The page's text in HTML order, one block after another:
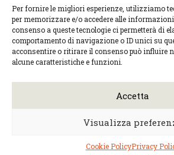
Per fornire le migliori esperienze, utilizziamo
per memorizzare e/o accedere alle
consenso a queste tecnologie ci permetterà di
comportamento di navigazione o ID unici su
acconsentire o ritirare il consenso può influire
alcune caratteristiche e funzioni.
Accetta
Visualizza
Cookie PolicyPrivacy
Copyright © 2015 Cec, Tutti i diritti
contenuto può essere copiato o
sito approvi la Policy sulla privacy e
contenuti.
Centro espressioni cinematografiche,
33100 Udine | tel. 0432 299545 | P.Iva
cec@cecudine.org
504240
Web designMonica Faccio| Built